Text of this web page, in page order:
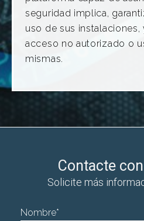
seguridad implica,
uso de sus instalaciones,
acceso no autorizado o
mismas.
Contacte
Solicite más
Nombre*